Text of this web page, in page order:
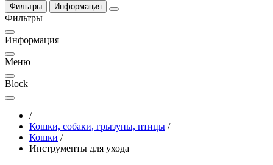
Фильтры Информация
Фильтры
Информация
Меню
Block
/
Кошки, собаки, грызуны, птицы /
Кошки /
Инструменты для ухода